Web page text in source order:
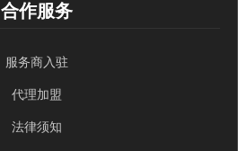
合作服务
服务商入驻
代理加盟
法律须知